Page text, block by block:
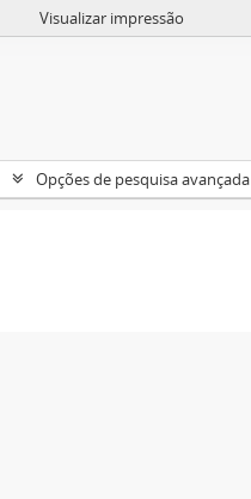
Visualizar impressão
Opções de pesquisa avançada